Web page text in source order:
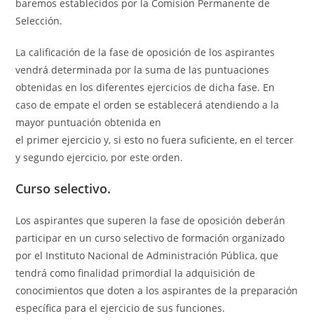
baremos establecidos por la Comisión Permanente de
Selección.
La calificación de la fase de oposición de los aspirantes
vendrá determinada por la suma de las puntuaciones
obtenidas en los diferentes ejercicios de dicha fase. En
caso de empate el orden se establecerá atendiendo a la
mayor puntuación obtenida en
el primer ejercicio y, si esto no fuera suficiente, en el tercer
y segundo ejercicio, por este orden.
Curso selectivo.
Los aspirantes que superen la fase de oposición deberán
participar en un curso selectivo de formación organizado
por el Instituto Nacional de Administración Pública, que
tendrá como finalidad primordial la adquisición de
conocimientos que doten a los aspirantes de la preparación
específica para el ejercicio de sus funciones.